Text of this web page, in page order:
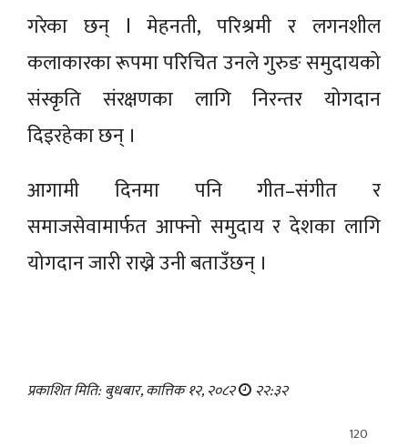
गरेका छन् l मेहनती, परिश्रमी र लगनशील
कलाकारका रूपमा परिचित उनले गुरुङ समुदायको
संस्कृति संरक्षणका लागि निरन्तर योगदान
दिइरहेका छन् ।
आगामी दिनमा पनि गीत–संगीत र
समाजसेवामार्फत आफ्नो समुदाय र देशका लागि
योगदान जारी राख्ने उनी बताउँछन् ।
प्रकाशित मिति: बुधबार, कात्तिक १२, २०८२ २२:३२
120